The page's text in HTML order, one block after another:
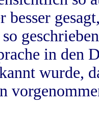
besser
in
wurde,